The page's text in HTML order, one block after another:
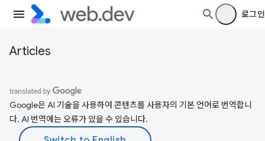
로그인
Articles
Google은 AI 기술을 사용하여 콘텐츠를 사용자의 기본 언어로 번역합니
다. AI 번역에는 오류가 있을 수 있습니다.